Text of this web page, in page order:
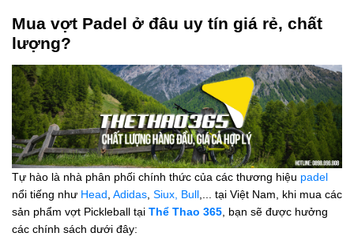
Mua vợt Padel ở đâu uy tín giá rẻ, chất
lượng?
Tự hào là nhà phân phối chính thức của các thương hiệu padel
nổi tiếng như Head Adidas Siux, Bull ,... tại Việt Nam, khi mua các
sản phẩm vợt Pickleball tại Thể Thao 365 , bạn sẽ được hưởng
các chính sách dưới đây: